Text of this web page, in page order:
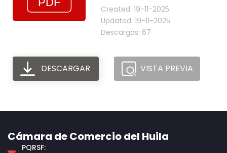
Created: 19-11-2025
Updated: 19-11-2025
Descargas: 67
DESCARGAR VISTA PREVIA
Cámara de Comercio del Huila
PQRSF: